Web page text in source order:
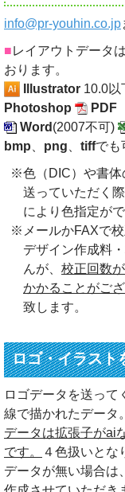
info@pr-youhin.co.jp
■レイアウトデータ
おります。
Illustrator 10.0以
Photoshop
PDF
Word (2007不可)
bmp
png tiffでも
※色（DIC）や書体
送っていただく
により色指定が
※メールかFAXで校
デザイン作成料
んが、 校正回数
かかることがござ
致します。
ロゴ・イラスト
ロゴデータを送って
線で描かれたデータ。
データは拡張子がai
です。
４色扱いとな
データが無い場合は